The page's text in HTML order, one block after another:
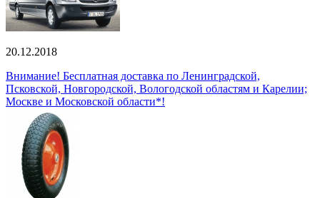
20.12.2018
Внимание! Бесплатная доставка по Ленинградской,
Псковской, Новгородской, Вологодской областям и Карелии;
Москве и Московской области*!